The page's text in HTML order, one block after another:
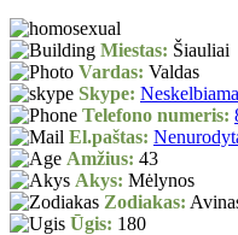
Miestas: Šiauliai
Vardas: Valdas
Skype:
Telefono numeris:
El.paštas:
Amžius: 43
Akys: Mėlynos
Zodiakas:
Ūgis: 180